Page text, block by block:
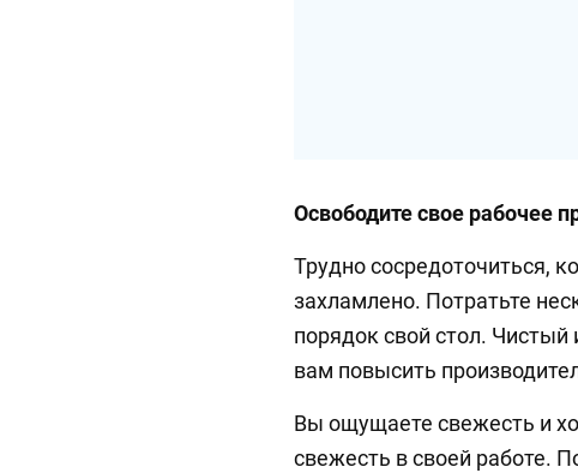
Освободите свое рабочее
Трудно сосредоточиться,
захламлено. Потратьте
порядок свой стол.
вам повысить
Вы ощущаете свежесть и
свежесть в своей работе.